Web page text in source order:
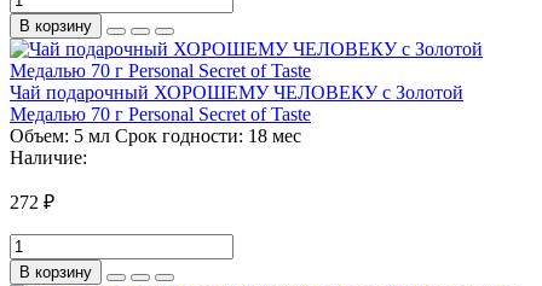
В корзину
Чай подарочный ХОРОШЕМУ ЧЕЛОВЕКУ с Золотой
Медалью 70 г Personal Secret of Taste
Объем: 5 мл Срок годности: 18 мес
Наличие:
272 ₽
В корзину